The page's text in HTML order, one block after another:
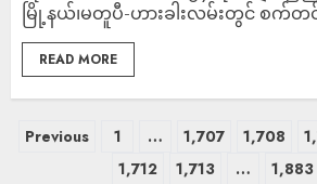
မြို့နယ်၊မတူပီ-ဟားခါးလမ်းတွင် စက်တ
READ MORE
Previous 1 … 1,707 1,708
1,712
1,713 … 1,883